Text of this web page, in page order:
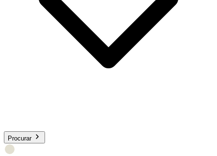
Procurar